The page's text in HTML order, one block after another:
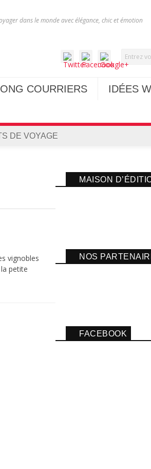
dans le monde avec élégance, chic et émotion
COURRIERS
IDÉES
DE VOYAGE
vignobles
petite
MAISON
NOS
FACEBOOK